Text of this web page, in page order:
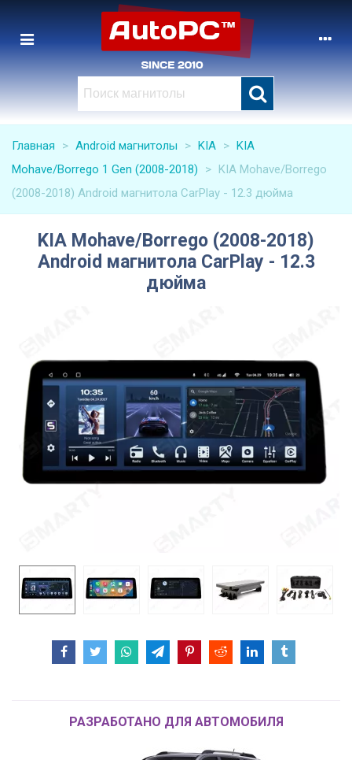
Главная > Android магнитолы > KIA > KIA
Mohave/Borrego 1 Gen (2008-2018)
> KIA Mohave/Borrego
(2008-2018) Android магнитола CarPlay - 12.3 дюйма
KIA Mohave/Borrego (2008-2018)
Android магнитола CarPlay - 12.3
дюйма
РАЗРАБОТАНО ДЛЯ АВТОМОБИЛЯ